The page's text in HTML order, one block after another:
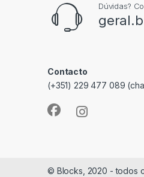
Dúvidas?
Contacto
(+351) 229 477 089
© Blocks, 2020 - todos